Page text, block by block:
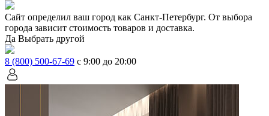
Сайт определил ваш город как Санкт-Петербург. От выбора
города зависит стоимость товаров и доставка.
Да Выбрать другой
8 (800) 500-67-69 с 9:00 до 20:00